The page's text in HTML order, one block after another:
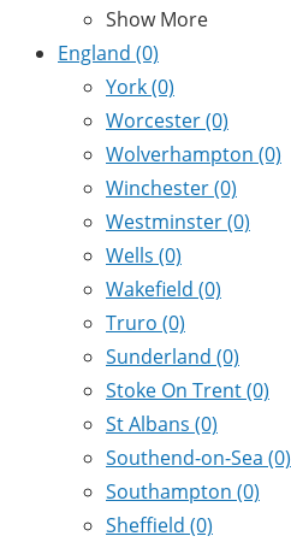
Show More
England (0)
York(0)
Worcester(0)
Wolverhampton (0)
Winchester(0)
Westminster(0)
Wells (0)
Wakefield (0)
Truro (0)
Sunderland (0)
Stoke On Trent(0)
St Albans (0)
Southend-on-Sea (0)
Southampton (0)
Sheffield (0)